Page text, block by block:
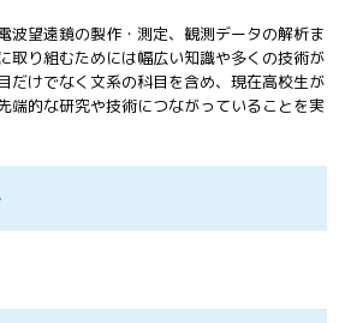
分科会 年次
会合
APRSAFポス
ターコンテ
APRSAF教員
ISEB学生派
波望遠鏡の製作・測定、観測データの解析ま
取り組むためには幅広い知識や多くの技術が
だけでなく文系の科目を含め、現在高校生が
端的な研究や技術につながっていることを実